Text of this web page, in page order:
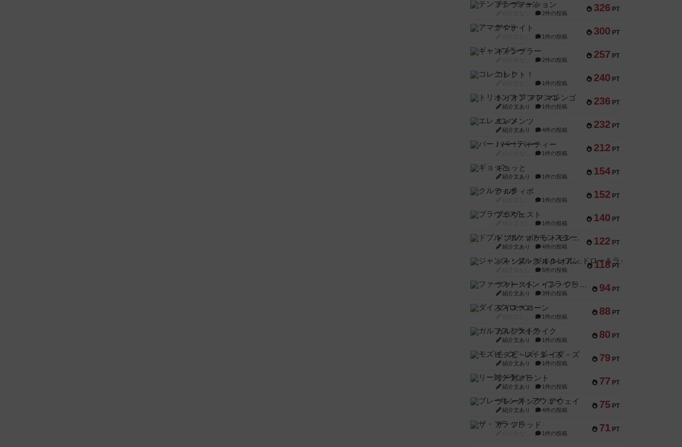
326 PT
テンプテーション
2件の投稿
300 PT
アマナイト
1件の投稿
257 PT
ギャンブラー
2件の投稿
240 PT
コレクト！
1件の投稿
236 PT
トリオンフ ア マレンゴ
紹介文あり 1件の投稿
232 PT
エレメンツ
紹介文あり 4件の投稿
212 PT
バー！パーティー
1件の投稿
154 PT
ギョッと
紹介文あり 1件の投稿
152 PT
クルティボ
1件の投稿
140 PT
ブラヴェスト
1件の投稿
122 PT
ドブル：ポケットモンスター
紹介文あり 4件の投稿
118 PT
ジャンヌ・ダルク-オルレアン ドロー＆ライト
5件の投稿
94 PT
ファースト・イン・フライト
紹介文あり 3件の投稿
88 PT
ダイススローン
1件の投稿
80 PT
ガルフストライク
紹介文あり 1件の投稿
79 PT
モズビ－ズ・レイダ－ズ
紹介文あり 1件の投稿
77 PT
リー対グラント
紹介文あり 1件の投稿
75 PT
ブレーキング・アウェイ
紹介文あり 4件の投稿
71 PT
ザ・フラッド
1件の投稿